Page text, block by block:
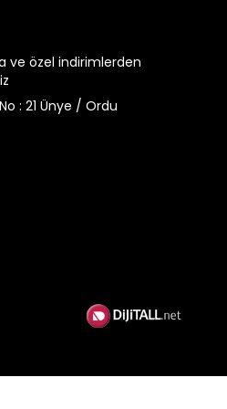
ve özel indirimlerden
: 21 Ünye / Ordu